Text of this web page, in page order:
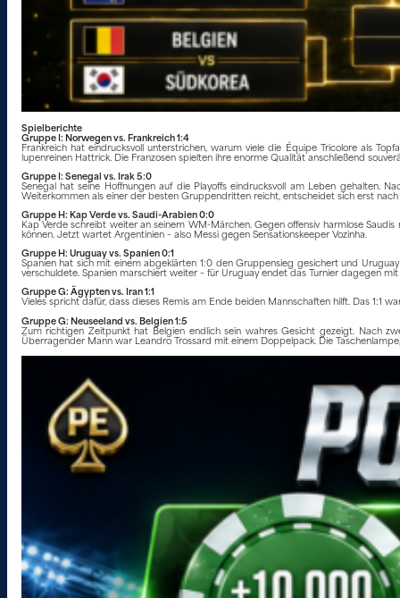
Spielberichte
Gruppe I: Norwegen vs. Frankreich 1:4
Frankreich hat eindrucksvoll unterstrichen, warum viele die Équipe Tricolore als
lupenreinen Hattrick. Die Franzosen spielten ihre enorme Qualität anschließend
Gruppe I: Senegal vs. Irak 5:0
Senegal hat seine Hoffnungen auf die Playoffs eindrucksvoll am Leben gehalten.
Weiterkommen als einer der besten Gruppendritten reicht, entscheidet sich erst
Gruppe H: Kap Verde vs. Saudi-Arabien 0:0
Kap Verde schreibt weiter an seinem WM-Märchen. Gegen offensiv harmlose
können. Jetzt wartet Argentinien – also Messi gegen Sensationskeeper Vozinha.
Gruppe H: Uruguay vs. Spanien 0:1
Spanien hat sich mit einem abgeklärten 1:0 den Gruppensieg gesichert und
verschuldete. Spanien marschiert weiter – für Uruguay endet das Turnier dagegen
Gruppe G: Ägypten vs. Iran 1:1
Vieles spricht dafür, dass dieses Remis am Ende beiden Mannschaften hilft. Das 1:1
Gruppe G: Neuseeland vs. Belgien 1:5
Zum richtigen Zeitpunkt hat Belgien endlich sein wahres Gesicht gezeigt. Nach
Überragender Mann war Leandro Trossard mit einem Doppelpack. Die